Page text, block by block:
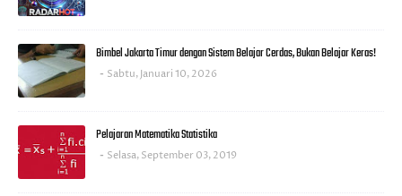
Bimbel Jakarta Timur dengan Sistem Belajar Cerdas, Bukan Belajar Keras!
Sabtu, Januari 10, 2026
Pelajaran Matematika Statistika
Selasa, September 03, 2019